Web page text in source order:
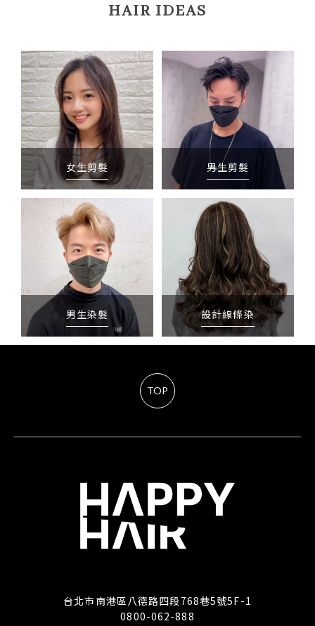
HAIR IDEAS
女生剪髮 男生剪髮
男生染髮 設計線條染
TOP
台北市南港區八德路四段768巷5號5F-1
0800-062-888